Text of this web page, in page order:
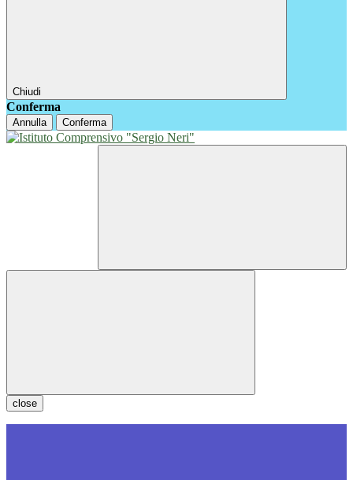
Chiudi
Conferma
Annulla Conferma
close